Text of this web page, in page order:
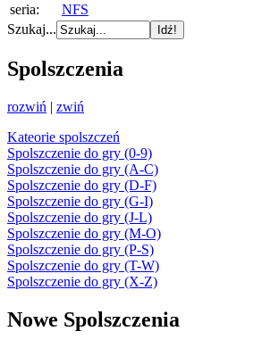
seria:
NFS
Szukaj...
Spolszczenia
rozwiń | zwiń
Kateorie spolszczeń
Spolszczenie do gry (0-9)
Spolszczenie do gry (A-C)
Spolszczenie do gry (D-F)
Spolszczenie do gry (G-I)
Spolszczenie do gry (J-L)
Spolszczenie do gry (M-O)
Spolszczenie do gry (P-S)
Spolszczenie do gry (T-W)
Spolszczenie do gry (X-Z)
Nowe Spolszczenia